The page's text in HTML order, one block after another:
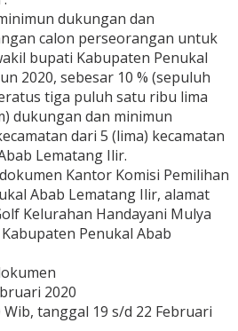
dukungan dan
calon perseorangan untuk
bupati Kabupaten Penukal
2020, sebesar 10 % (sepuluh
tiga puluh satu ribu lima
dukungan dan minimun
dari 5 (lima) kecamatan
Lematang Ilir.
Kantor Komisi Pemilihan
Abab Lematang Ilir, alamat
Kelurahan Handayani Mulya
Penukal Abab
2020
Wib, tanggal 19 s/d 22 Februari